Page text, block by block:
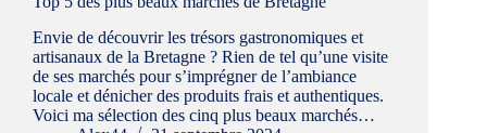
Envie de découvrir les trésors gastronomiques et
artisanaux de la Bretagne ? Rien de tel qu’une visite
de ses marchés pour s’imprégner de l’ambiance
locale et dénicher des produits frais et authentiques.
Voici ma sélection des cinq plus beaux marchés…